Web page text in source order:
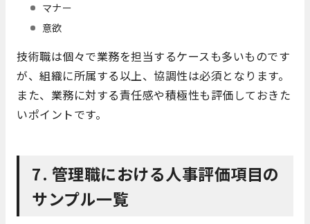
マナー
意欲
技術職は個々で業務を担当するケースも多いものです
が、組織に所属する以上、協調性は必須となります。
また、業務に対する責任感や積極性も評価しておきた
いポイントです。
7. 管理職における人事評価項目の
サンプル一覧